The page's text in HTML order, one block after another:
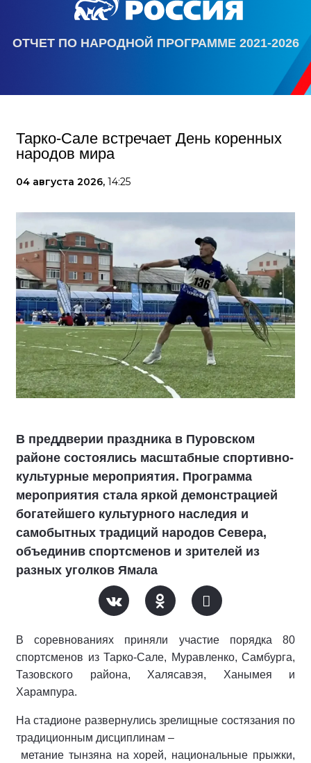
ОТЧЕТ ПО НАРОДНОЙ ПРОГРАММЕ 2021-2026
Тарко-Сале встречает День коренных
народов мира
04 августа 2026, 14:25
В преддверии праздника в Пуровском
районе состоялись масштабные спортивно-
культурные мероприятия. Программа
мероприятия стала яркой демонстрацией
богатейшего культурного наследия и
самобытных традиций народов Севера,
объединив спортсменов и зрителей из
разных уголков Ямала
В соревнованиях приняли участие порядка 80
спортсменов из Тарко-Сале, Муравленко, Самбурга,
Тазовского района, Халясавэя, Ханымея и
Харампура.
На стадионе развернулись зрелищные состязания по
традиционным дисциплинам –
метание тынзяна на хорей, национальные прыжки,